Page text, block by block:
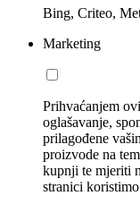
Bing, Criteo,
Marketing
Prihvaćanjem
oglašavanje,
prilagođene
proizvode na
kupnji te mjeriti
stranici